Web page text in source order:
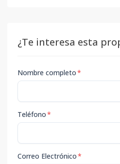
¿Te interesa esta
Nombre completo*
Teléfono*
Correo Electrónico*